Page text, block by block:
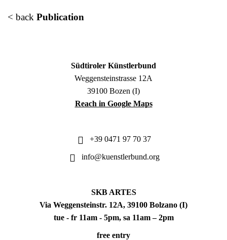
< back Publication
Südtiroler Künstlerbund
Weggensteinstrasse 12A
39100 Bozen (I)
Reach in Google Maps
+39 0471 97 70 37
info@kuenstlerbund.org
SKB ARTES
Via Weggensteinstr. 12A, 39100 Bolzano (I)
tue - fr 11am - 5pm, sa 11am – 2pm
free entry